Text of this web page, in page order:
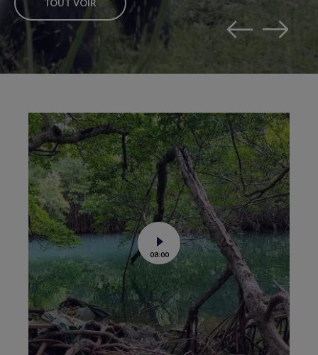
TOUT VOIR
Voir
la
vidéo
de
La
science
au
secours
des
mangroves
de
Martinique
08:00